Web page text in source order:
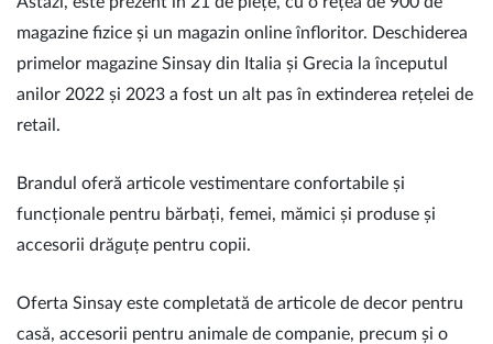
magazine fizice și un magazin online înfloritor. Deschiderea
primelor magazine Sinsay din Italia și Grecia la începutul
anilor 2022 și 2023 a fost un alt pas în extinderea rețelei de
retail.
Brandul oferă articole vestimentare confortabile și
funcționale pentru bărbați, femei, mămici și produse și
accesorii drăguțe pentru copii.
Oferta Sinsay este completată de articole de decor pentru
casă, accesorii pentru animale de companie, precum și o